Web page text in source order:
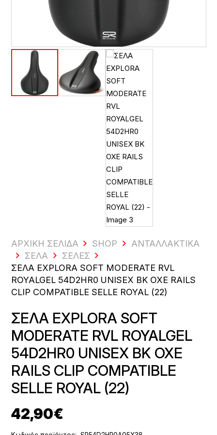
ΑΡΧΙΚΗ ΣΕΛΙΔΑ SHOP
ΑΝΤΑΛΛΑΚΤΙΚΆ
ΣΈΛΑ
ΣΈΛΕΣ
ΣΕΛΑ EXPLORA SOFT MODERATE RVL
ROYALGEL 54D2HR0 UNISEX BK OXE RAILS
CLIP COMPATIBLE SELLE ROYAL (22)
ΣΕΛΑ EXPLORA SOFT
MODERATE RVL ROYALGEL
54D2HR0 UNISEX BK OXE
RAILS CLIP COMPATIBLE
SELLE ROYAL (22)
42,90€